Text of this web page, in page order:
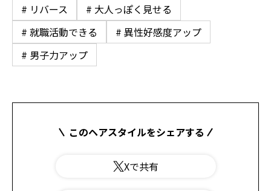
# リバース
# 大人っぽく見せる
# 就職活動できる
# 異性好感度アップ
# 男子力アップ
このヘアスタイルをシェアする
Xで共有